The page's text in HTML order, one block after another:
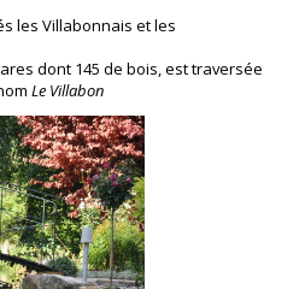
les Villabonnais et les
dont 145 de bois, est traversée
Le Villabon